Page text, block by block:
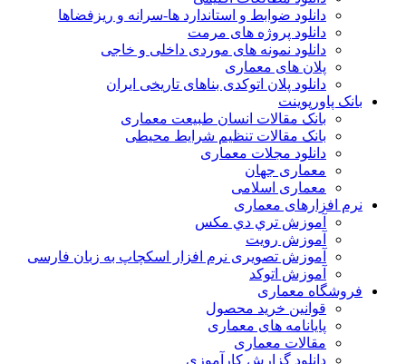
دانلود ضوابط و استاندارد ها-سرانه و ریزفضاها
دانلود پروژه های مرمت
دانلود نمونه های موردی داخلی و خاجی
پلان های معماری
دانلود پلان اتوکدی بناهای تاریخی ایران
بانک پاورپوینت
بانک مقالات انسان طبیعت معماری
بانک مقالات تنظیم شرایط محیطی
دانلود مجلات معماری
معماری جهان
معماری اسلامی
نرم افزارهای معماری
آﻣﻮزش ﺗﺮي دي ﻣﮑﺲ
آموزش رویت
آموزش تصویری نرم افزار اسکچاپ به زبان فارسی
آموزش اتوکد
فروشگاه معماری
قوانین خرید محصول
پایانامه های معماری
مقالات معماری
دانلود گزارش کارآموزی